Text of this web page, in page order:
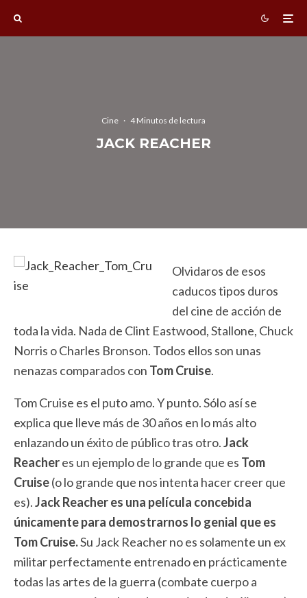
Cine · 4 Minutos de lectura
JACK REACHER
Olvidaros de esos
caducos tipos duros
del cine de acción de
toda la vida. Nada de Clint Eastwood, Stallone, Chuck
Norris o Charles Bronson. Todos ellos son unas
nenazas comparados con Tom Cruise.
Tom Cruise es el puto amo. Y punto. Sólo así se
explica que lleve más de 30 años en lo más alto
enlazando un éxito de público tras otro.Jack
Reacheres un ejemplo de lo grande que es Tom
Cruise(o lo grande que nos intenta hacer creer que
es).Jack Reacher es una película concebida
únicamente para demostrarnos lo genial que es
Tom Cruise.Su Jack Reacher no es solamente un ex
militar perfectamente entrenado en prácticamente
todas las artes de la guerra (combate cuerpo a